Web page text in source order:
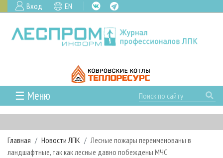
Вход EN
☰ Меню
ГЛАВНАЯ
РУБРИКИ И ТЕМЫ
РУБРИКИ ЖУРНАЛА
НОВОСТИ
Главная Новости ЛПК
Лесные пожары переименованы в
ландшафтные, так как лесные давно побеждены МЧС